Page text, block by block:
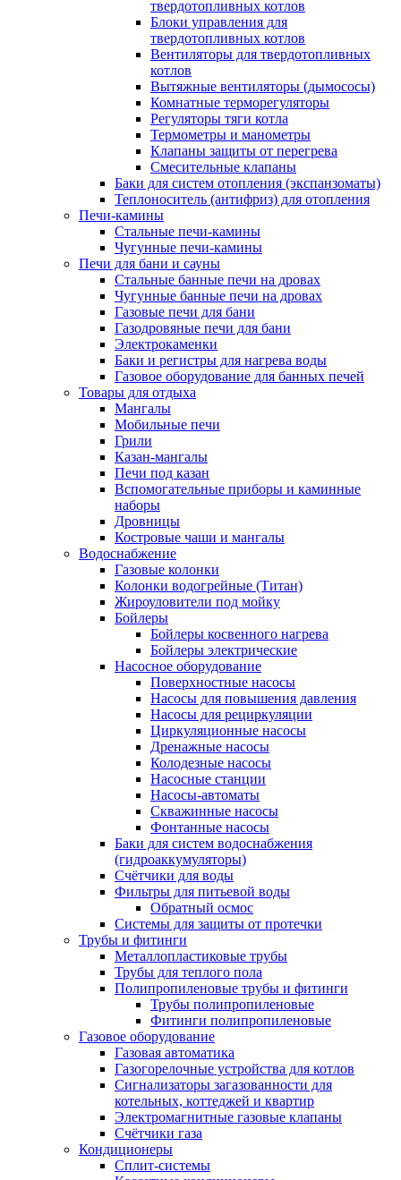
твердотопливных котлов
Блоки управления для
твердотопливных котлов
Вентиляторы для твердотопливных
котлов
Вытяжные вентиляторы (дымососы)
Комнатные терморегуляторы
Регуляторы тяги котла
Термометры и манометры
Клапаны защиты от перегрева
Смесительные клапаны
Баки для систем отопления (экспанзоматы)
Теплоноситель (антифриз) для отопления
Печи-камины
Стальные печи-камины
Чугунные печи-камины
Печи для бани и сауны
Стальные банные печи на дровах
Чугунные банные печи на дровах
Газовые печи для бани
Газодровяные печи для бани
Электрокаменки
Баки и регистры для нагрева воды
Газовое оборудование для банных печей
Товары для отдыха
Мангалы
Мобильные печи
Грили
Казан-мангалы
Печи под казан
Вспомогательные приборы и каминные
наборы
Дровницы
Костровые чаши и мангалы
Водоснабжение
Газовые колонки
Колонки водогрейные (Титан)
Жироуловители под мойку
Бойлеры
Бойлеры косвенного нагрева
Бойлеры электрические
Насосное оборудование
Поверхностные насосы
Насосы для повышения давления
Насосы для рециркуляции
Циркуляционные насосы
Дренажные насосы
Колодезные насосы
Насосные станции
Насосы-автоматы
Скважинные насосы
Фонтанные насосы
Баки для систем водоснабжения
(гидроаккумуляторы)
Счётчики для воды
Фильтры для питьевой воды
Обратный осмос
Системы для защиты от протечки
Трубы и фитинги
Металлопластиковые трубы
Трубы для теплого пола
Полипропиленовые трубы и фитинги
Трубы полипропиленовые
Фитинги полипропиленовые
Газовое оборудование
Газовая автоматика
Газогорелочные устройства для котлов
Сигнализаторы загазованности для
котельных, коттеджей и квартир
Электромагнитные газовые клапаны
Счётчики газа
Кондиционеры
Сплит-системы